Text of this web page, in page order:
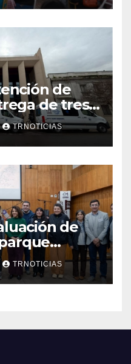
de
de tres
para
Familia
TRNOTICIAS
de
en el
TRNOTICIAS